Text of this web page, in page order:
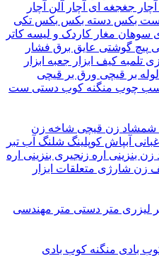
جغجغه ایآچار آلنآچار
دسته بکس بکس تکی
مغار کاردک و لیسه کاتر
گوشتی عایق برق فشار
کیف ابزار جعبه ابزار
قیچی ورق بر قیچی
منگنه کوب دستیست
زنقیچی شاخه زن
آبپاش کوپلینگ شلنگ آبتبر
اره زنجیری بنزینیاره
متعلقات ابزار
متر دستیمتر مهندسی
منگنه کوب بادی